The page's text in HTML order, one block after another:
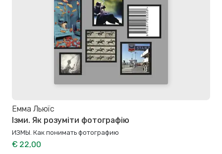
Емма Льюїс
Ізми. Як розуміти фотографію
ИЗМЫ. Как понимать фотографию
€ 22,00